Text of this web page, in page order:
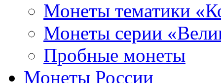
Монеты тематики
Монеты серии
Пробные монеты
Монеты России